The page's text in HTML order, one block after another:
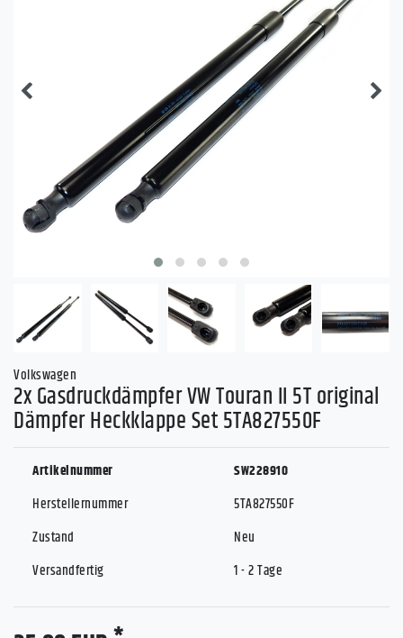
Volkswagen
2x Gasdruckdämpfer VW Touran II 5T original
Dämpfer Heckklappe Set 5TA827550F
Artikelnummer
Herstellernummer
Zustand
Versandfertig
SW228910
5TA827550F
Neu
1 - 2 Tage